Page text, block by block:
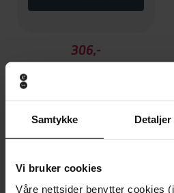
Samtykke Detaljer
Vi bruker cookies
Våre nettsider benytter cookies
306,-
LYDBOK
Andre har også kjøpt